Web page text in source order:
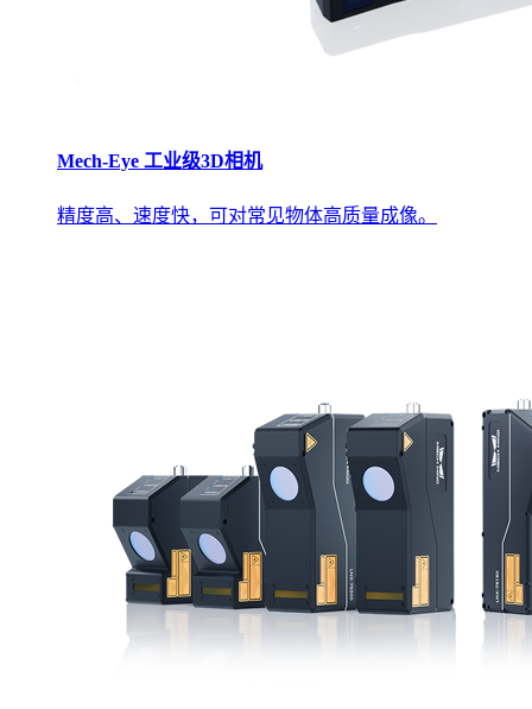
Mech-Eye 工业级3D相机
精度高、速度快，可对常见物体高质量成像。